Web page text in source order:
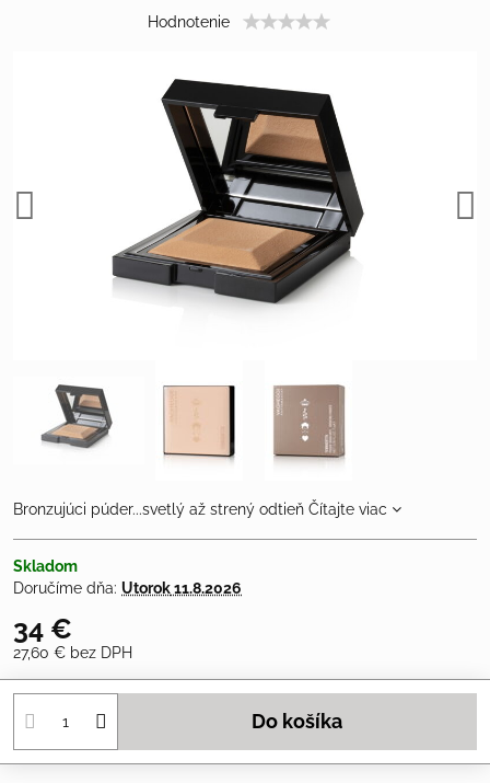
Hodnotenie
Bronzujúci púder...svetlý až strený odtieň Čítajte viac
Skladom
Doručíme dňa: Utorok11.8.2026
34 €
27,60 € bez DPH
Do košíka